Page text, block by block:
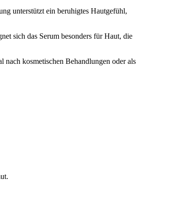
unterstützt ein beruhigtes Hautgefühl,
sich das Serum besonders für Haut, die
nach kosmetischen Behandlungen oder als